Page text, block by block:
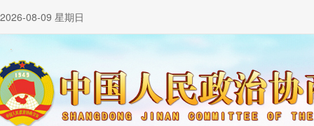
2026-08-09 星期日